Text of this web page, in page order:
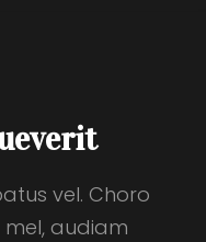
vel. Choro
mel, audiam